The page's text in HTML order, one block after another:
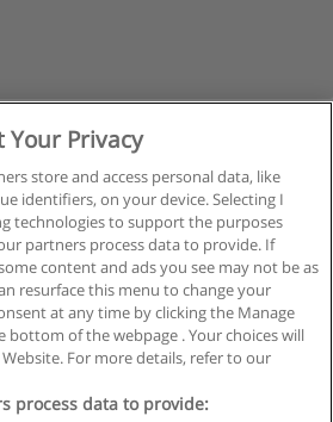
Siguiente
Página1de 3
Your Privacy
store and access personal data, like
identifiers, on your device. Selecting I
technologies to support the purposes
partners process data to provide. If
content and ads you see may not be as
resurface this menu to change your
at any time by clicking the Manage
bottom of the webpage . Your choices will
For more details, refer to our
process data to provide: